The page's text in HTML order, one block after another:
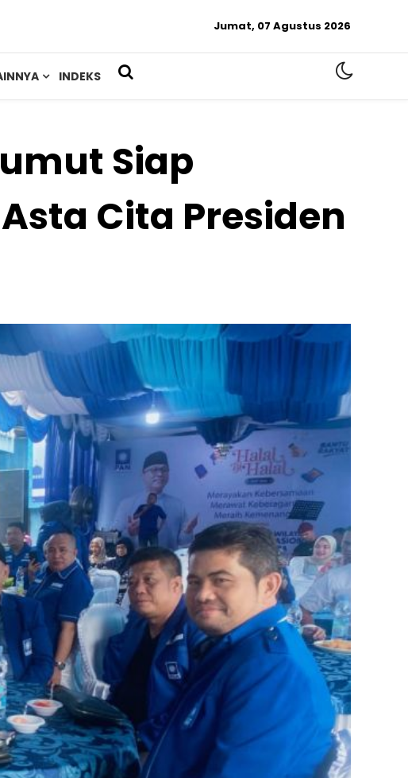
Jumat, 07 Agustus 2026
INDEKS
Siap
Cita Presiden